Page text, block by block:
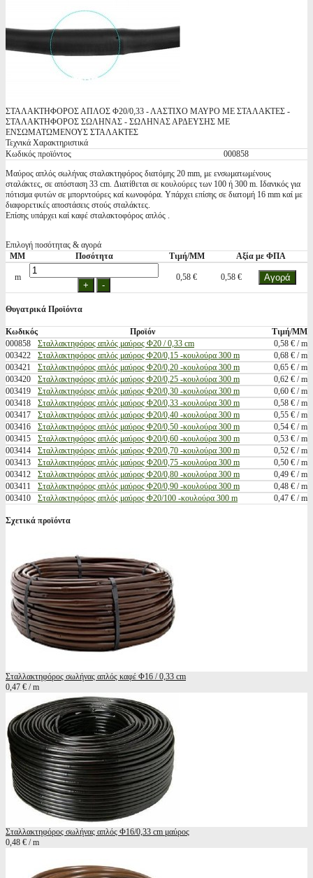
ΣΤΑΛΑΚΤΗΦΟΡΟΣ ΑΠΛΟΣ Φ20/0,33 - ΛΑΣΤΙΧΟ ΜΑΥΡΟ ΜΕ ΣΤΑΛΑΚΤΕΣ -
ΣΤΑΛΑΚΤΗΦΟΡΟΣ ΣΩΛΗΝΑΣ - ΣΩΛΗΝΑΣ ΑΡΔΕΥΣΗΣ ΜΕ
ΕΝΣΩΜΑΤΩΜΕΝΟΥΣ ΣΤΑΛΑΚΤΕΣ
Τεχνικά Χαρακτηριστικά
Κωδικός προϊόντος
000858
Μαύρος απλός σωλήνας σταλακτηφόρος διατόμης 20 mm, με ενσωματωμένους
σταλάκτες, σε απόσταση 33 cm. Διατίθεται σε κουλούρες των 100 ή 300 m. Ιδανικός για
πότισμα φυτών σε μπορντούρες καί κωνοφόρα. Υπάρχει επίσης σε διατομή 16 mm καί με
διαφορετικές αποστάσεις στούς σταλάκτες.
Επίσης υπάρχει καί καφέ σταλακτοφόρος απλός .
Επιλογή ποσότητας & αγορά
ΜΜ
Ποσότητα Τιμή/ΜΜ Αξία με ΦΠΑ
m 0,58 € 0,58 €
Θυγατρικά Προϊόντα
Κωδικός Προϊόν
Τιμή/ΜΜ
000858
Σταλλακτηφόρος απλός μαύρος Φ20 / 0,33 cm
0,58 € / m
003422
Σταλλακτηφόρος απλός μαύρος Φ20/0,15 -κουλούρα 300 m
0,68 € / m
003421
Σταλλακτηφόρος απλός μαύρος Φ20/0,20 -κουλούρα 300 m
0,65 € / m
003420
Σταλλακτηφόρος απλός μαύρος Φ20/0,25 -κουλούρα 300 m
0,62 € / m
003419
Σταλλακτηφόρος απλός μαύρος Φ20/0,30 -κουλούρα 300 m
0,60 € / m
003418
Σταλλακτηφόρος απλός μαύρος Φ20/0,33 -κουλούρα 300 m
0,58 € / m
003417
Σταλλακτηφόρος απλός μαύρος Φ20/0,40 -κουλούρα 300 m
0,55 € / m
003416
Σταλλακτηφόρος απλός μαύρος Φ20/0,50 -κουλούρα 300 m
0,54 € / m
003415
Σταλλακτηφόρος απλός μαύρος Φ20/0,60 -κουλούρα 300 m
0,53 € / m
003414
Σταλλακτηφόρος απλός μαύρος Φ20/0,70 -κουλούρα 300 m
0,52 € / m
003413
Σταλλακτηφόρος απλός μαύρος Φ20/0,75 -κουλούρα 300 m
0,50 € / m
003412
Σταλλακτηφόρος απλός μαύρος Φ20/0,80 -κουλούρα 300 m
0,49 € / m
003411
Σταλλακτηφόρος απλός μαύρος Φ20/0,90 -κουλούρα 300 m
0,48 € / m
003410
Σταλλακτηφόρος απλός μαύρος Φ20/100 -κουλούρα 300 m 0,47 € / m
Σχετικά προϊόντα
Σταλλακτηφόρος σωλήνας απλός καφέ Φ16 / 0,33 cm
0,47 € / m
Σταλλακτηφόρος σωλήνας απλός Φ16/0,33 cm μαύρος
0,48 € / m